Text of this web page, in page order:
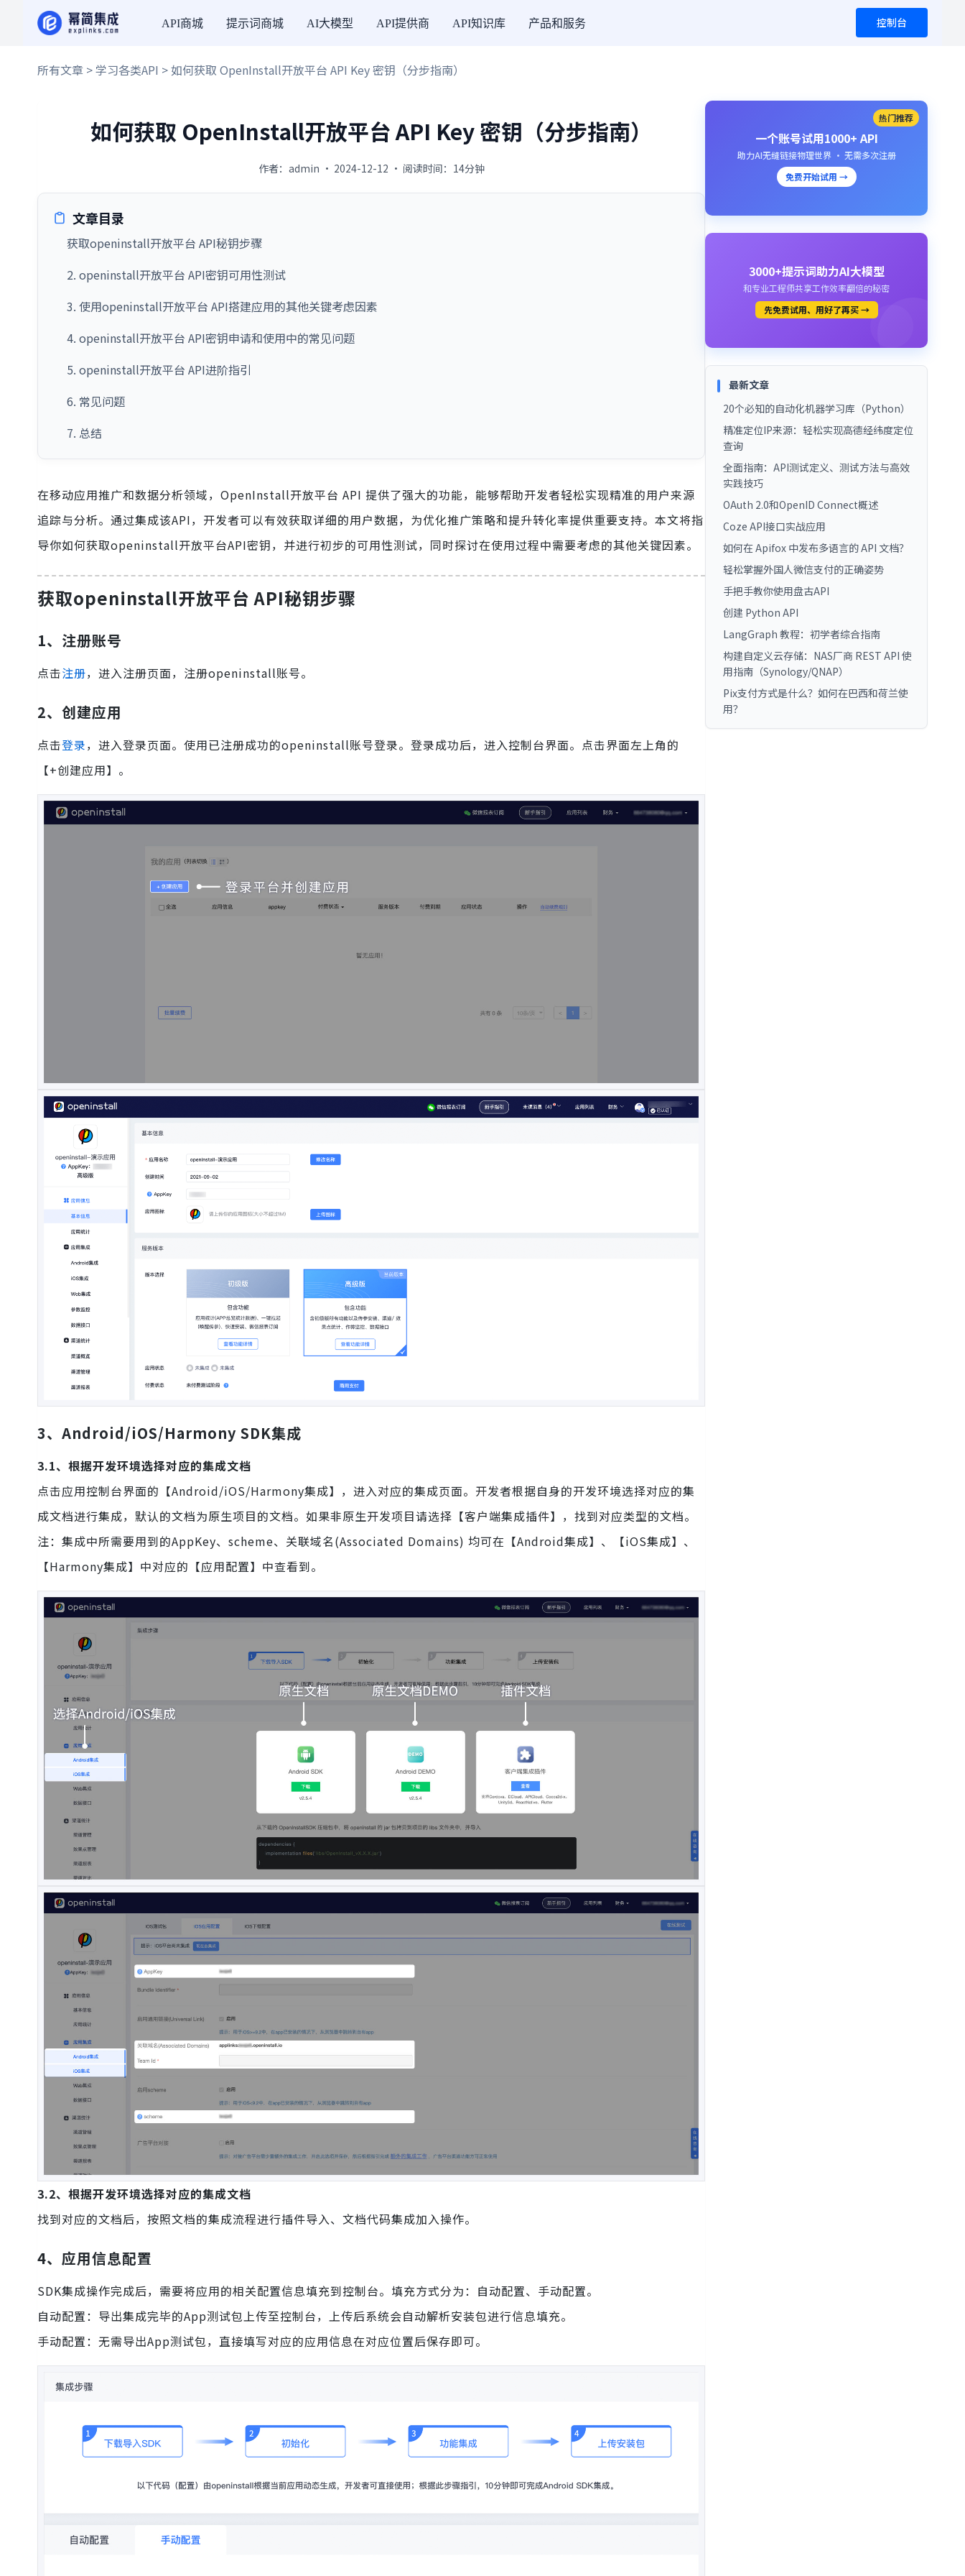
API商城 提示词商城 AI大模型 API提供商 API知识库 产品和服务 控制台
所有文章 >学习各类API > 如何获取 OpenInstall开放平台 API Key 密钥（分步指南）
如何获取 OpenInstall开放平台 API Key 密钥（分步指南）
作者：admin · 2024-12-12 · 阅读时间：14分钟
文章目录
获取openinstall开放平台 API秘钥步骤
2. openinstall开放平台 API密钥可用性测试
3. 使用openinstall开放平台 API搭建应用的其他关键考虑因素
4. openinstall开放平台 API密钥申请和使用中的常见问题
5. openinstall开放平台 API进阶指引
6. 常见问题
7. 总结
在移动应用推广和数据分析领域，OpenInstall开放平台 API 提供了强大的功能，能够帮助开发者轻松实现精准的用户来源
追踪与分析。通过集成该API，开发者可以有效获取详细的用户数据，为优化推广策略和提升转化率提供重要支持。本文将指
导你如何获取openinstall开放平台API密钥，并进行初步的可用性测试，同时探讨在使用过程中需要考虑的其他关键因素。
获取openinstall开放平台 API秘钥步骤
1、注册账号
点击注册，进入注册页面，注册openinstall账号。
2、创建应用
点击登录，进入登录页面。使用已注册成功的openinstall账号登录。登录成功后，进入控制台界面。点击界面左上角的
【+创建应用】。
3、Android/iOS/Harmony SDK集成
3.1、根据开发环境选择对应的集成文档
点击应用控制台界面的【Android/iOS/Harmony集成】，进入对应的集成页面。开发者根据自身的开发环境选择对应的集
成文档进行集成，默认的文档为原生项目的文档。如果非原生开发项目请选择【客户端集成插件】，找到对应类型的文档。
注：集成中所需要用到的AppKey、scheme、关联域名(Associated Domains) 均可在【Android集成】、【iOS集成】、
【Harmony集成】中对应的【应用配置】中查看到。
3.2、根据开发环境选择对应的集成文档
找到对应的文档后，按照文档的集成流程进行插件导入、文档代码集成加入操作。
4、应用信息配置
SDK集成操作完成后，需要将应用的相关配置信息填充到控制台。填充方式分为：自动配置、手动配置。
自动配置：导出集成完毕的App测试包上传至控制台，上传后系统会自动解析安装包进行信息填充。
手动配置：无需导出App测试包，直接填写对应的应用信息在对应位置后保存即可。
热门推荐
一个账号试用1000+ API
助力AI无缝链接物理世界 · 无需多次注册
免费开始试用 →
3000+提示词助力AI大模型
和专业工程师共享工作效率翻倍的秘密
先免费试用、用好了再买 →
最新文章
20个必知的自动化机器学习库（Python）
精准定位IP来源：轻松实现高德经纬度定位
查询
全面指南：API测试定义、测试方法与高效
实践技巧
OAuth 2.0和OpenID Connect概述
Coze API接口实战应用
如何在 Apifox 中发布多语言的 API 文档？
轻松掌握外国人微信支付的正确姿势
手把手教你使用盘古API
创建 Python API
LangGraph 教程：初学者综合指南
构建自定义云存储：NAS厂商 REST API 使
用指南（Synology/QNAP）
Pix支付方式是什么？如何在巴西和荷兰使
用？